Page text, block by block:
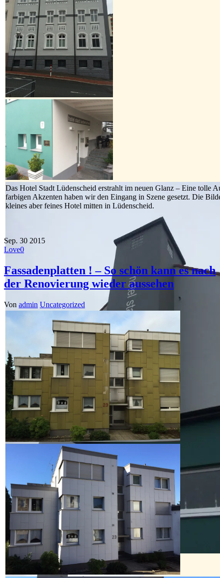
Das Hotel Stadt Lüdenscheid erstrahlt im neuen Glanz – Eine tolle
farbigen Akzenten haben wir den Eingang in Szene gesetzt. Die
kleines aber feines Hotel mitten in Lüdenscheid.
Sep. 30 2015
Love0
Fassadenplatten ! – So schön kann es nach
der Renovierung wieder aussehen
Von admin Uncategorized